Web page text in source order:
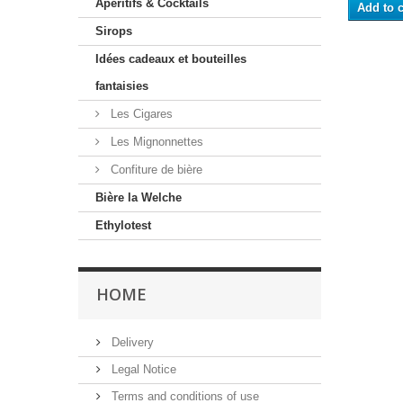
Apéritifs & Cocktails
Sirops
Idées cadeaux et bouteilles
fantaisies
Les Cigares
Les Mignonnettes
Confiture de bière
Bière la Welche
Ethylotest
HOME
Delivery
Legal Notice
Terms and conditions of use
Add to